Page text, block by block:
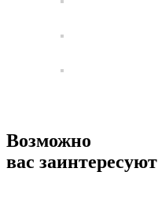
Возможно
вас заинтересуют